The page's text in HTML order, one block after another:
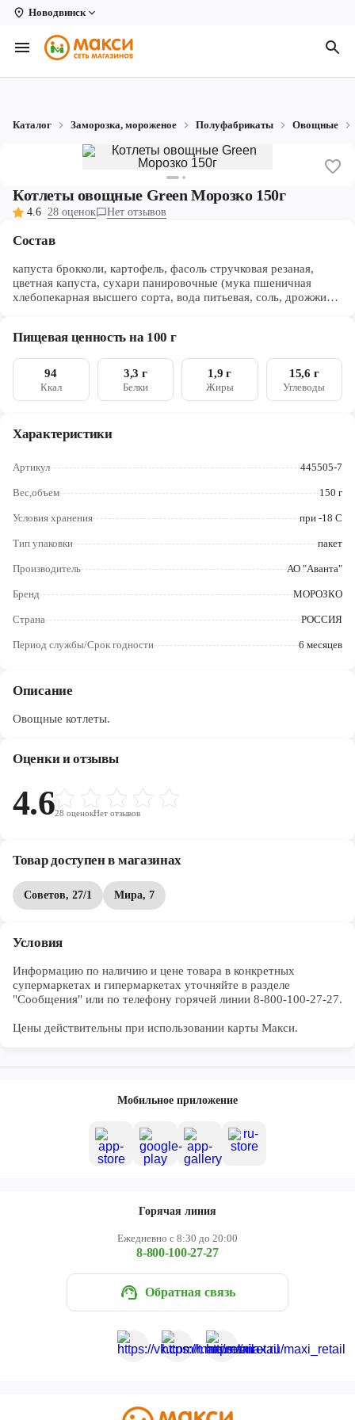
Новодвинск
Вологда
Архангельск
Коряжма
Котлас
Новодвинск
Рыбинск
Череповец
Ярославль
Каталог Заморозка, мороженое Полуфабрикаты Овощные
Котлеты овощные Green Морозко 150г
4.6 28 оценок Нет отзывов
Состав
капуста брокколи, картофель, фасоль стручковая резаная,
цветная капуста, сухари панировочные (мука пшеничная
хлебопекарная высшего сорта, вода питьевая, соль, дрожжи
комплексная пищевая добавка (загуститель - крахмал
натрия, карбонат натрия). Продукт может содержать следы
молочных, яичных, соевых и горчичных продуктов
Пищевая ценность на 100 г
94
Ккал
3,3 г
Белки
1,9 г
Жиры
15,6 г
Углеводы
Характеристики
Артикул 445505-7
Вес,объем 150 г
Условия хранения при -18 С
Тип упаковки пакет
Производитель АО "Аванта"
Бренд МОРОЗКО
Страна РОССИЯ
Период службы/Срок годности 6 месяцев
Описание
Овощные котлеты.
Оценки и отзывы
4.628 оценокНет отзывов
Товар доступен в магазинах
Советов, 27/1 Мира, 7
Условия
Информацию по наличию и цене товара в конкретных
супермаркетах и гипермаркетах уточняйте в разделе
"Сообщения" или по телефону горячей линии 8-800-100-27-27.
Цены действительны при использовании карты Макси.
Мобильное приложение
Горячая линия
Ежедневно с 8:30 до 20:00
8-800-100-27-27
Обратная связь